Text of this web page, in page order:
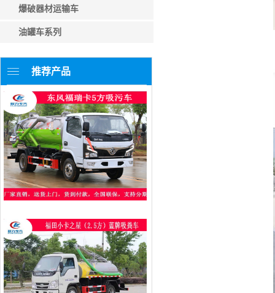
爆破器材运输车
油罐车系列
推荐产品